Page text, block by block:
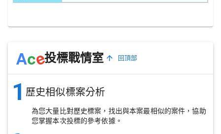
Ace投標戰情室 回頂部
1 歷史相似標案分析
為您大量比對歷史標案，找出與本案最相似的案件，協助
您掌握本次投標的參考依據。